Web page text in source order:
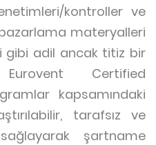
kontroller ve
materyalleri
gibi adil ancak titiz bir
Certified
kapsamındaki
tarafsız ve
şartname